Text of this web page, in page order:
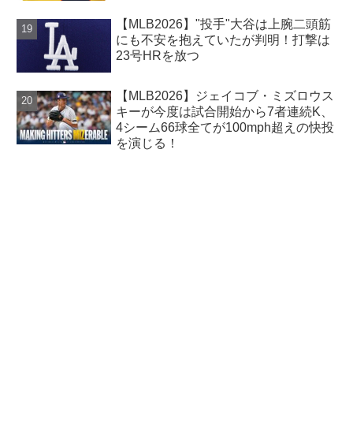
【MLB2026】"投手"大谷は上腕二頭筋
にも不安を抱えていたが判明！打撃は
23号HRを放つ
【MLB2026】ジェイコブ・ミズロウス
キーが今度は試合開始から7者連続K、
4シーム66球全てが100mph超えの快投
を演じる！